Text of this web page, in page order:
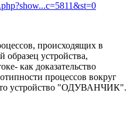
происходящих в
образец устройства,
как доказательство
процессов вокруг
устройство "ОДУВАНЧИК".